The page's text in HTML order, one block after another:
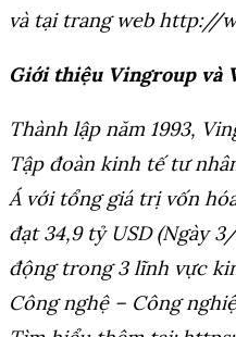
và tại trang web http://
Giới thiệu Vingroup và
Thành lập năm 1993,
Tập đoàn kinh tế tư
Á với tổng giá trị vốn
đạt 34,9 tỷ USD (Ngày
động trong 3 lĩnh vực
Công nghệ – Công